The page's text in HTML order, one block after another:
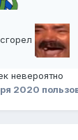
невероятно
2020